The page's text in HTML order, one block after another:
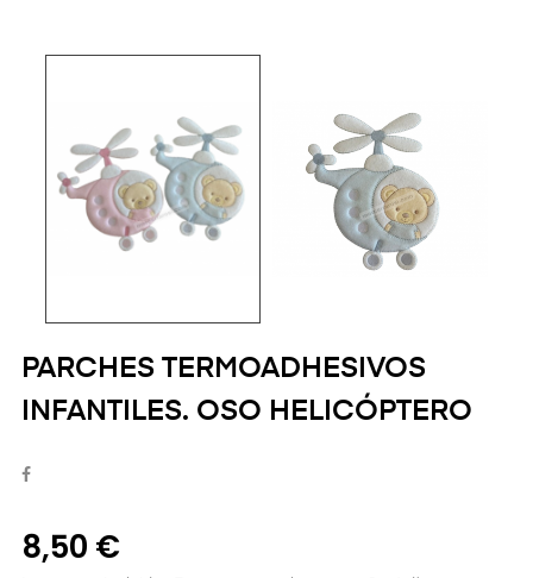
PARCHES TERMOADHESIVOS
INFANTILES. OSO HELICÓPTERO
8,50 €